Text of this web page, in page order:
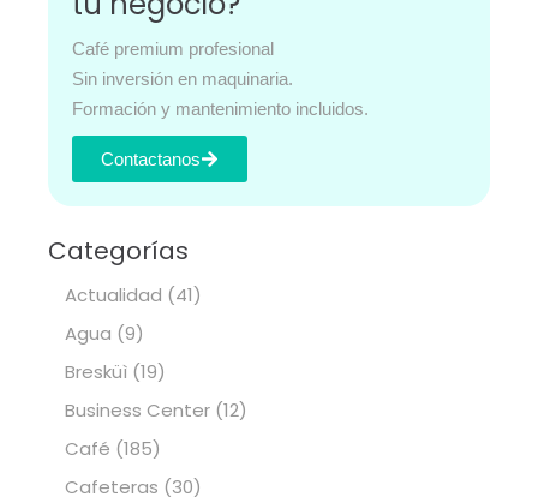
Café premium profesional
Sin inversión en maquinaria.
Formación y mantenimiento incluidos.
Contactanos
Categorías
Actualidad (41)
Agua (9)
Bresküì (19)
Business Center (12)
Café (185)
Cafeteras (30)